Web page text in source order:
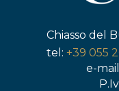
Chiasso del
tel: +39 055
e-